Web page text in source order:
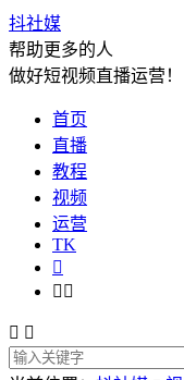
抖社媒
帮助更多的人
做好短视频直播运营！
首页
直播
教程
视频
运营
TK

 
 